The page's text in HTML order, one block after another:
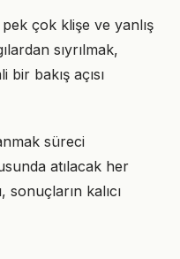
çok klişe ve yanlış
sıyrılmak,
bakış açısı
süreci
atılacak her
sonuçların kalıcı